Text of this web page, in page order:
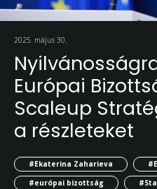
2025. május 30.
Európai
Scaleup
a részleteket
#Ekaterina Zaharieva
#európai bizottság